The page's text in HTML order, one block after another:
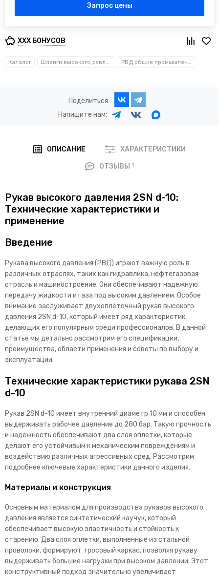
Запрос цены
XXX БОНУСОВ
Каталог Шланги высокого давления РВД общие промышленные бухтами (метражом)
Поделиться:
Напишите нам:
ОПИСАНИЕ ХАРАКТЕРИСТИКИ
ОТЗЫВЫ 1
Рукав высокого давления 2SN d-10:
Технические характеристики и
применение
Введение
Рукава высокого давления (РВД) играют важную роль в
различных отраслях, таких как гидравлика, нефтегазовая
отрасль и машиностроение. Они обеспечивают надежную
передачу жидкости и газа под высоким давлением. Особое
внимание заслуживает двухоплёточный рукав высокого
давления 2SN d-10, который имеет ряд характеристик,
делающих его популярным среди профессионалов. В данной
статье мы детально рассмотрим его спецификации,
преимущества, области применения и советы по выбору и
эксплуатации.
Технические характеристики рукава 2SN
d-10
Рукав 2SN d-10 имеет внутренний диаметр 10 мм и способен
выдерживать рабочее давление до 280 бар. Такую прочность
и надежность обеспечивают два слоя оплетки, которые
делают его устойчивым к механическим повреждениям и
воздействию различных агрессивных сред. Рассмотрим
подробнее ключевые характеристики данного изделия.
Материалы и конструкция
Основным материалом для производства рукавов высокого
давления является синтетический каучук, который
обеспечивает высокую эластичность и стойкость к
старению. Два слоя оплетки, выполненные из стальной
проволоки, формируют тросовый каркас, позволяя рукаву
выдерживать большие нагрузки при высоком давлении. Этот
конструктивный подход значительно увеличивает